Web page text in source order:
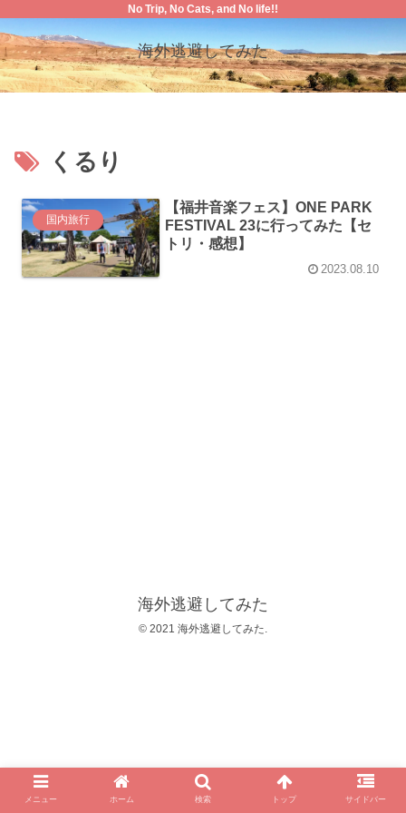
No Trip, No Cats, and No life!!
海外逃避してみた
くるり
国内旅行
【福井音楽フェス】ONE PARK
FESTIVAL 23に行ってみた【セ
トリ・感想】
2023.08.10
海外逃避してみた
© 2021 海外逃避してみた.
メニュー ホーム 検索 トップ サイドバー